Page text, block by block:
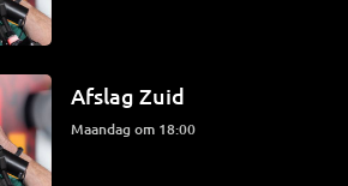
Afslag Zuid
maandag om 18:00